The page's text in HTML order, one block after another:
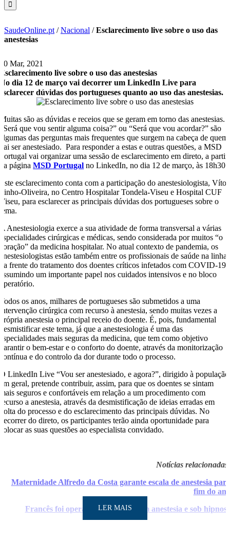
SaudeOnline.pt /Nacional /Esclarecimento live sobre o uso das
anestesias
10 Mar, 2021
Esclarecimento live sobre o uso das anestesias
No dia 12 de março vai decorrer um LinkedIn Live para
esclarecer dúvidas dos portugueses quanto ao uso das anestesias.
Muitas são as dúvidas e receios que se geram em torno das anestesias.
“Será que vou sentir alguma coisa?” ou “Será que vou acordar?” são
algumas das perguntas mais frequentes que surgem na cabeça de quem
vai ser anestesiado. Para responder a estas e outras questões, a MSD
Portugal vai organizar uma sessão de esclarecimento em direto, a partir
da páginaMSD Portugal no LinkedIn, no dia 12 de março, às 18h30.
Este esclarecimento conta com a participação do anestesiologista, Vítor
Pinho-Oliveira, no Centro Hospitalar Tondela-Viseu e Hospital CUF
Viseu, para esclarecer as principais dúvidas dos portugueses sobre o
tema.
A Anestesiologia exerce a sua atividade de forma transversal a várias
especialidades cirúrgicas e médicas, sendo considerada por muitos “o
coração” da medicina hospitalar. No atual contexto de pandemia, os
anestesiologistas estão também entre os profissionais de saúde na linha
da frente do tratamento dos doentes críticos infetados com COVID-19,
assumindo um importante papel nos cuidados intensivos e no bloco
operatório.
Todos os anos, milhares de portugueses são submetidos a uma
intervenção cirúrgica com recurso à anestesia, sendo muitas vezes a
própria anestesia o principal receio do doente. É, pois, fundamental
desmistificar este tema, já que a anestesiologia é uma das
especialidades mais seguras da medicina, que tem como objetivo
garantir o bem-estar e o conforto do doente, através da monitorização
contínua e do controlo da dor durante todo o processo.
O LinkedIn Live “Vou ser anestesiado, e agora?”, dirigido à população
em geral, pretende contribuir, assim, para que os doentes se sintam
mais seguros e confortáveis em relação a um procedimento com
recurso a anestesia, através da desmistificação de ideias erradas em
volta do processo e do esclarecimento das principais dúvidas. No
decorrer do direto, os participantes terão ainda oportunidade para
colocar as suas questões ao especialista convidado.
Notícias relacionadas:
Maternidade Alfredo da Costa garante escala de anestesia para
fim do ano
Francês foi operado ao coração sem anestesia e sob hipnose
LER MAIS